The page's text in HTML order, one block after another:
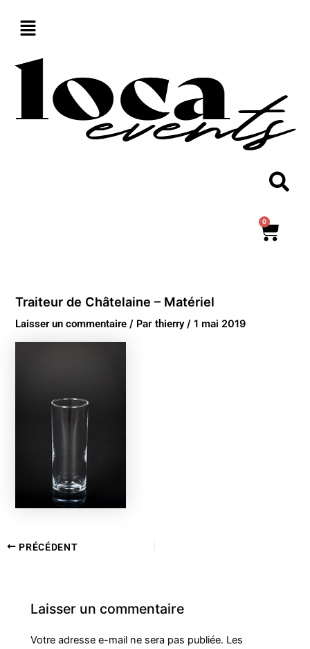
0
Traiteur de Châtelaine – Matériel
Laisser un commentaire / Parthierry/1 mai 2019
PRÉCÉDENT
Laisser un commentaire
Votre adresse e-mail ne sera pas publiée. Les